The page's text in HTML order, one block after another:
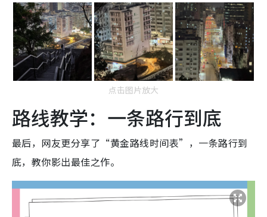
点击图片放大
路线教学：一条路行到底
最后，网友更分享了“黄金路线时间表”，一条路行到
底，教你影出最佳之作。